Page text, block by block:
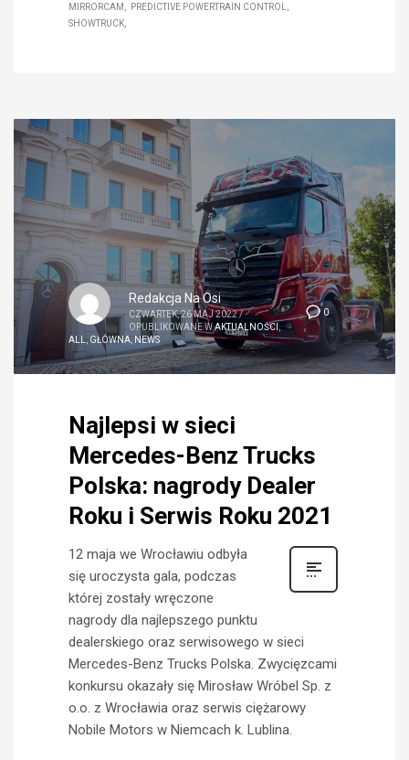
MIRRORCAM
PREDICTIVE POWERTRAIN CONTROL
SHOWTRUCK
0
Redakcja Na Osi
CZWARTEK, 26 MAJ 2022/
OPUBLIKOWANE WAKTUALNOŚCI
ALL
GŁÓWNA NEWS
Najlepsi w sieci
Mercedes-Benz Trucks
Polska: nagrody Dealer
Roku i Serwis Roku 2021
12 maja we Wrocławiu odbyła
się uroczysta gala, podczas
której zostały wręczone
nagrody dla najlepszego punktu
dealerskiego oraz serwisowego w sieci
Mercedes-Benz Trucks Polska. Zwycięzcami
konkursu okazały się Mirosław Wróbel Sp. z
o.o. z Wrocławia oraz serwis ciężarowy
Nobile Motors w Niemcach k. Lublina.